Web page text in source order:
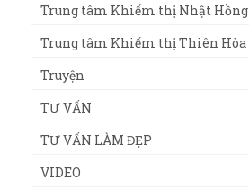
Trung tâm Khiếm thị Nhật Hồng
Trung tâm Khiếm thị Thiên Hòa
Truyện
TƯ VẤN
TƯ VẤN LÀM ĐẸP
VIDEO